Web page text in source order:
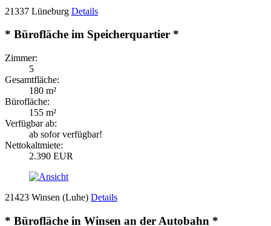
21337 Lüneburg Details
* Bürofläche im Speicherquartier *
Zimmer:
5
Gesamtfläche:
180 m²
Bürofläche:
155 m²
Verfügbar ab:
ab sofor verfügbar!
Nettokaltmiete:
2.390 EUR
21423 Winsen (Luhe) Details
* Bürofläche in Winsen an der Autobahn *